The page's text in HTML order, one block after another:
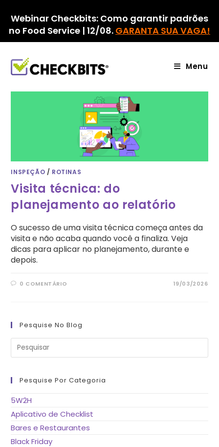
para
conteúdo
Webinar Checkbits: Como garantir padrões
no Food Service | 12/08. GARANTA SUA VAGA!
Menu
INSPEÇÃO / ROTINAS
Visita técnica: do
planejamento ao relatório
O sucesso de uma visita técnica começa antes da
visita e não acaba quando você a finaliza. Veja
dicas para aplicar no planejamento, durante e
depois.
0 COMENTÁRIO 19/03/2026
Pesquise No Blog
Pesquise Por Categoria
5W2H
Aplicativo de Checklist
Bares e Restaurantes
Black Friday